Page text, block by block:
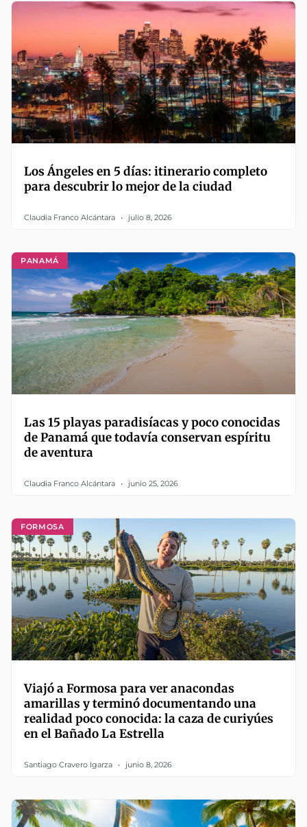
Los Ángeles en 5 días: itinerario completo
para descubrir lo mejor de la ciudad
Claudia Franco Alcántara julio 8, 2026
PANAMÁ
Las 15 playas paradisíacas y poco conocidas
de Panamá que todavía conservan espíritu
de aventura
Claudia Franco Alcántara junio 25, 2026
FORMOSA
Viajó a Formosa para ver anacondas
amarillas y terminó documentando una
realidad poco conocida: la caza de curiyúes
en el Bañado La Estrella
Santiago Cravero Igarza junio 8, 2026